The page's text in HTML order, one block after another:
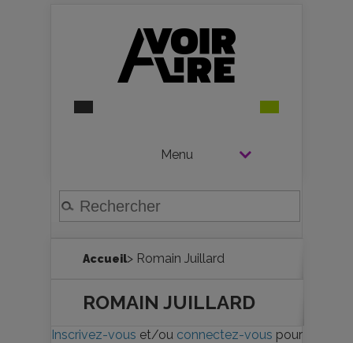
Menu
Accueil> Romain Juillard
ROMAIN JUILLARD
Inscrivez-vous et/ou connectez-vous pour